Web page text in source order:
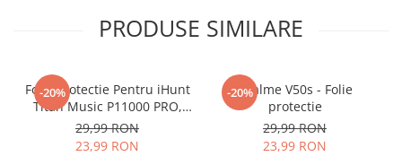
producerea foliilor NUeste
sticla pe care o stim cu totii, ci
este Nano Glass
AcestagaranteazacaNU SE
SPARGEin mii de cioburi
ascutite si periculoase.
PRODUSE SIMILARE
-20%
Folie Protectie Pentru iHunt
Titan Music P11000 PRO,
VDOO
29,99 RON
23,99 RON
-20%
Realme V50s - Folie
protectie
29,99 RON
23,99 RON